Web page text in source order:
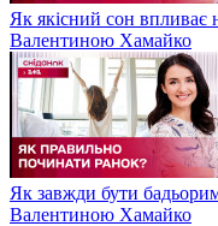
Як якісний сон впливає
Валентиною Хамайко
Як завжди бути
Валентиною Хамайко